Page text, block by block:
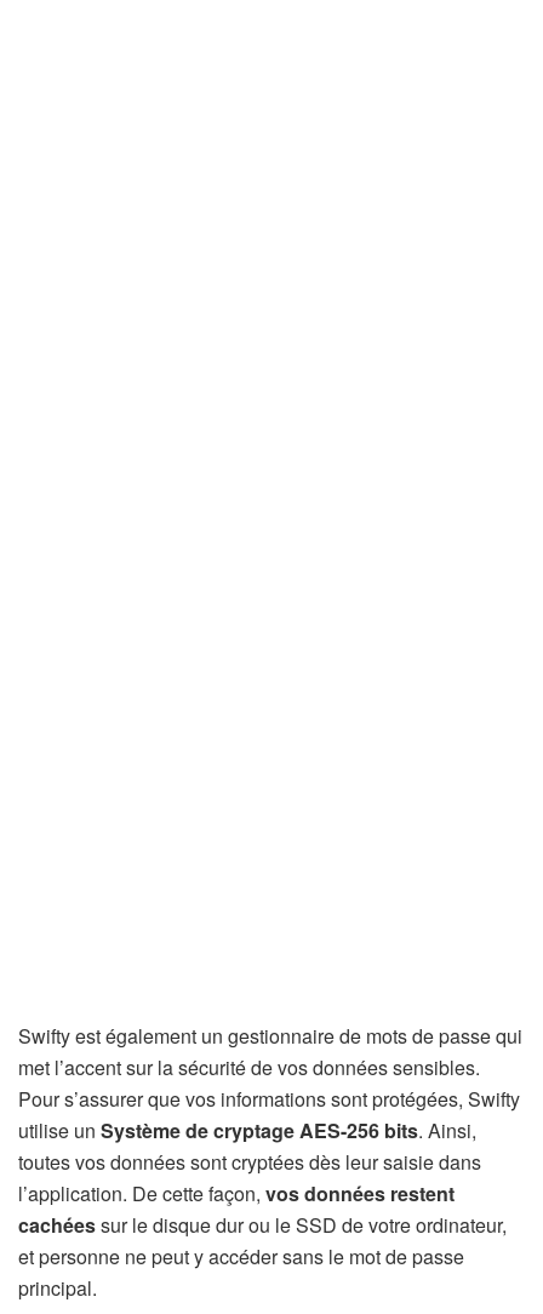
Swifty est également un gestionnaire de mots de passe qui
met l’accent sur la sécurité de vos données sensibles.
Pour s’assurer que vos informations sont protégées, Swifty
utilise un Système de cryptage AES-256 bits. Ainsi,
toutes vos données sont cryptées dès leur saisie dans
l’application. De cette façon, vos données restent
cachéessur le disque dur ou le SSD de votre ordinateur,
et personne ne peut y accéder sans le mot de passe
principal.